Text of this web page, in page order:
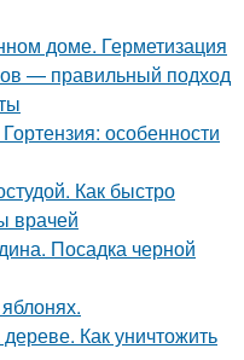
доме. Герметизация
— правильный подход
особенности
Как быстро
врачей
Посадка черной
Как уничтожить